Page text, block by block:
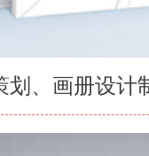
划、画册设计